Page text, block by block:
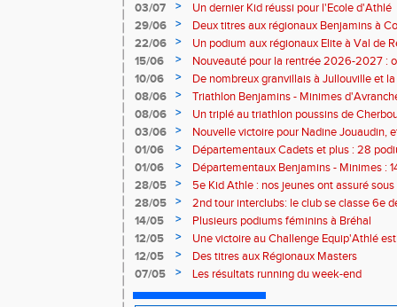
03/07
>
Un dernier Kid réussi pour l'Ecole d'Athlé
29/06
>
Deux titres aux régionaux Benjamins à
22/06
>
Un podium aux régionaux Elite à Val de
15/06
>
Nouveauté pour la rentrée 2026-2027 :
Baby Athlé
10/06 >
De nombreux granvillais à Jullouville et
Jouaudin et Marius Delchard
08/06 >
Triathlon Benjamins - Minimes
victoire
08/06 >
Un triplé au triathlon poussins de
03/06
>
Nouvelle victoire pour Nadine Jouaudin,
granvillais à Saint-Loup
01/06 >
Départementaux Cadets et plus : 28
01/06
>
Départementaux Benjamins - Minimes :
28/05
>
5e Kid Athle : nos jeunes ont assuré
28/05
>
2nd tour interclubs: le club se classe 6e
14/05
>
Plusieurs podiums féminins à Bréhal
12/05
>
Une victoire au Challenge Equip'Athlé
12/05
>
Des titres aux Régionaux Masters
07/05
> Les résultats running du week-end